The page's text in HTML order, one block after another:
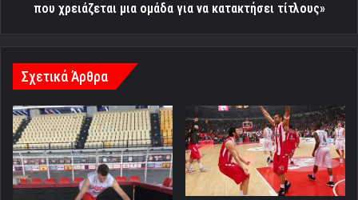
μεγάλα
μια
ομάδα
για
να
κατακτήσει
τίτλους»
που χρειάζεται μια ομάδα για να κατακτήσει τίτλους»
Σχετικά Άρθρα